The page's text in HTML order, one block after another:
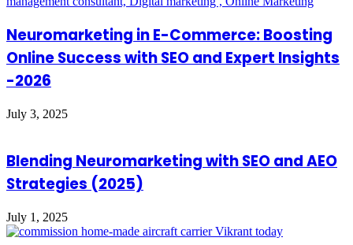
Neuromarketing in E-Commerce: Boosting
Online Success with SEO and Expert Insights
-2026
July 3, 2025
Blending Neuromarketing with SEO and AEO
Strategies (2025)
July 1, 2025